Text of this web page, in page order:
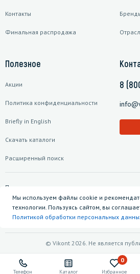
Телефон Каталог
0
Избранное
Контакты
Финальная распродажа
Полезное
Акции
Политика конфиденциальности
Briefly in English
Скачать каталоги
Расширенный поиск
8
© Vikont 2026. Не является
Подписаться на рассылку
Мы используем файлы cookie и
технологии. Пользуясь сайтом, вы
Политикой обработки персональных